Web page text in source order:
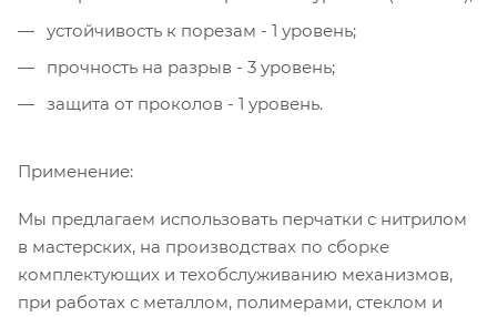
устойчивость к порезам - 1 уровень;
прочность на разрыв - 3 уровень;
защита от проколов - 1 уровень.
Применение:
Мы предлагаем использовать перчатки с нитрилом
в мастерских, на производствах по сборке
комплектующих и техобслуживанию механизмов,
при работах с металлом, полимерами, стеклом и